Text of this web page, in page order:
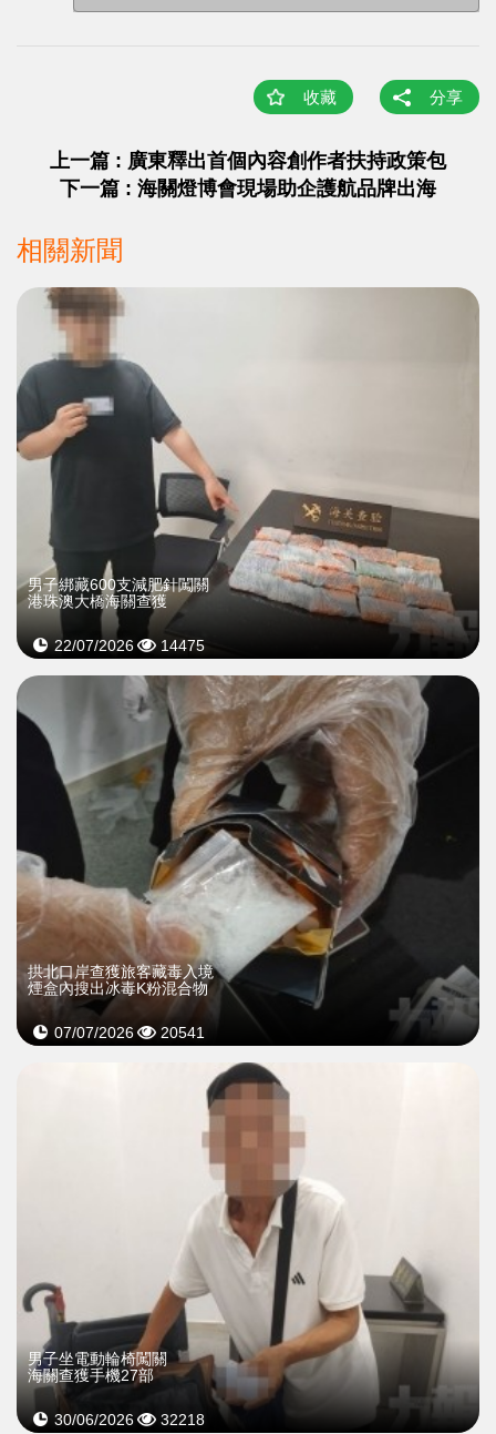
收藏 分享
上一篇 : 廣東釋出首個內容創作者扶持政策包
下一篇 : 海關燈博會現場助企護航品牌出海
相關新聞
男子綁藏600支減肥針闖關
港珠澳大橋海關查獲
22/07/2026 14475
拱北口岸查獲旅客藏毒入境
煙盒內搜出冰毒K粉混合物
07/07/2026 20541
男子坐電動輪椅闖關
海關查獲手機27部
30/06/2026 32218